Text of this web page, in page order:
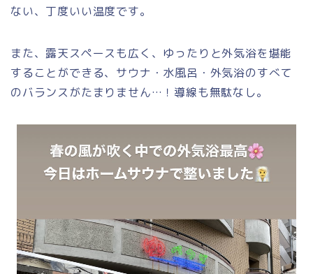
ない、丁度いい温度です。
また、露天スペースも広く、ゆったりと外気浴を堪能
することができる、サウナ・水風呂・外気浴のすべて
のバランスがたまりません…！導線も無駄なし。